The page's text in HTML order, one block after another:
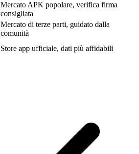
Mercato APK popolare, verifica firma
consigliata
Mercato di terze parti, guidato dalla
comunità
Store app ufficiale, dati più affidabili